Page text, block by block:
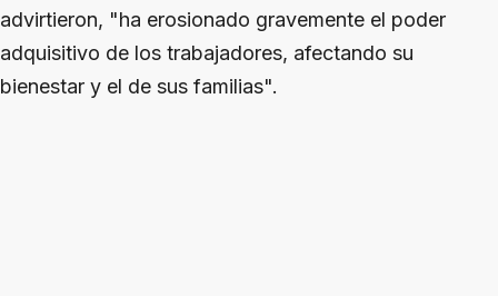
advirtieron, "ha erosionado gravemente el poder
adquisitivo de los trabajadores, afectando su
bienestar y el de sus familias".